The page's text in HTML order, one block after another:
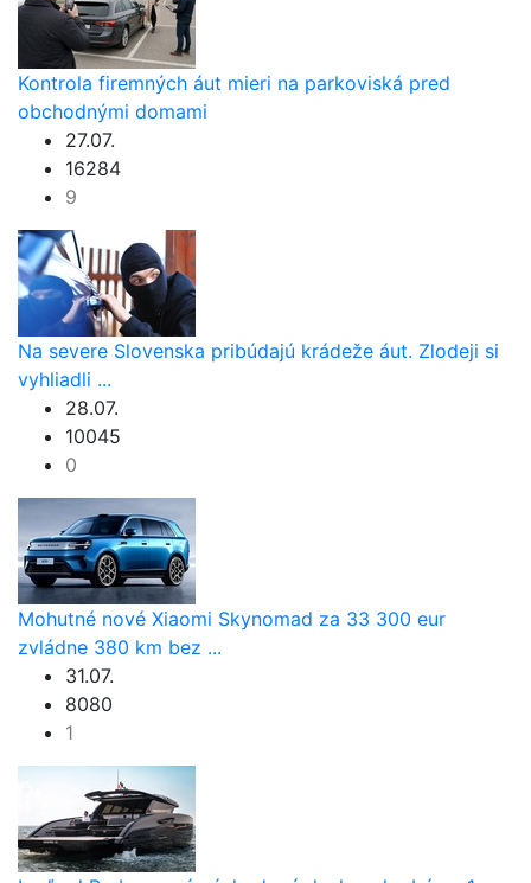
Kontrola firemných áut mieri na parkoviská pred
obchodnými domami
27.07.
16284
9
Na severe Slovenska pribúdajú krádeže áut. Zlodeji si
vyhliadli ...
28.07.
10045
0
Mohutné nové Xiaomi Skynomad za 33 300 eur
zvládne 380 km bez ...
31.07.
8080
1